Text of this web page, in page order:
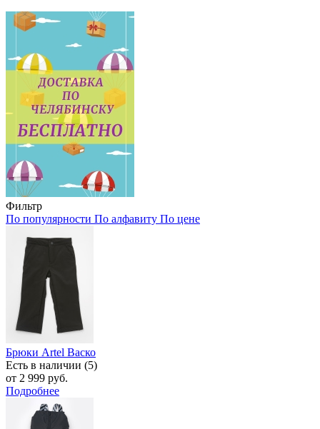
Фильтр
По популярности По алфавиту По цене
Брюки Artel Васко
Есть в наличии (5)
от 2 999 руб.
Подробнее